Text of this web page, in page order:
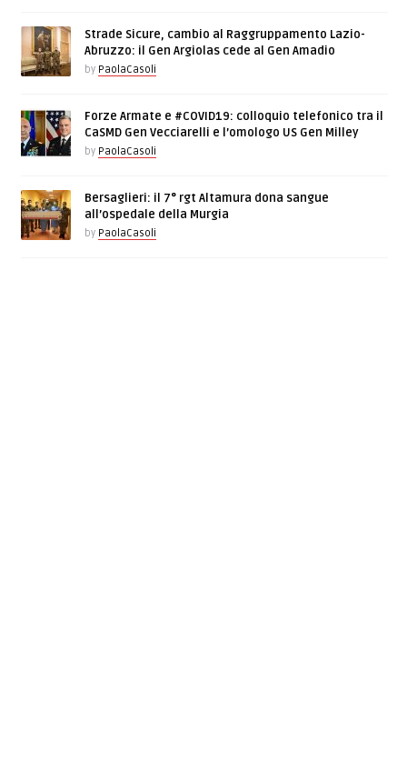
Strade Sicure, cambio al Raggruppamento Lazio-
Abruzzo: il Gen Argiolas cede al Gen Amadio
by PaolaCasoli
Forze Armate e #COVID19: colloquio telefonico tra il
CaSMD Gen Vecciarelli e l’omologo US Gen Milley
by PaolaCasoli
Bersaglieri: il 7° rgt Altamura dona sangue
all’ospedale della Murgia
by PaolaCasoli